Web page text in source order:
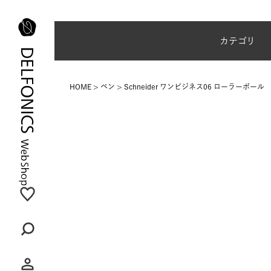
カテゴリ
HOME ペン Schneider ワンビジネス06 ローラーボール